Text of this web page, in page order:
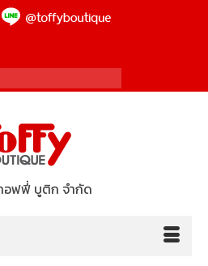
อฟฟี่ บูติก จำกัด